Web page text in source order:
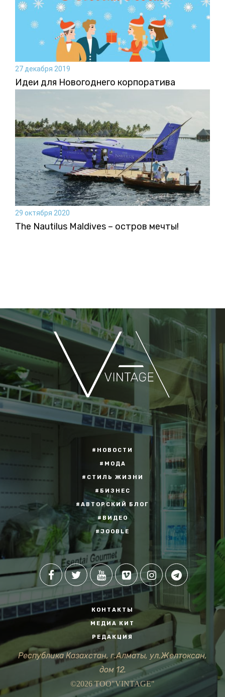
27 декабря 2019
Идеи для Новогоднего корпоратива
29 октября 2020
The Nautilus Maldives – остров мечты!
#НОВОСТИ
#МОДА
#СТИЛЬ ЖИЗНИ
#БИЗНЕС
#АВТОРСКИЙ БЛОГ
#ВИДЕО
#JOOBLE
КОНТАКТЫ
МЕДИА КИТ
РЕДАКЦИЯ
Республика Казахстан, г.Алматы, ул.Желтоксан,
дом 12.
©2026 ТОО"VINTAGE"